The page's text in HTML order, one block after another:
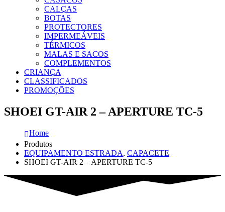
CALÇAS
BOTAS
PROTECTORES
IMPERMEÁVEIS
TÉRMICOS
MALAS E SACOS
COMPLEMENTOS
CRIANÇA
CLASSIFICADOS
PROMOÇÕES
SHOEI GT-AIR 2 – APERTURE TC-5
Home
Produtos
EQUIPAMENTO ESTRADA, CAPACETE
SHOEI GT-AIR 2 – APERTURE TC-5